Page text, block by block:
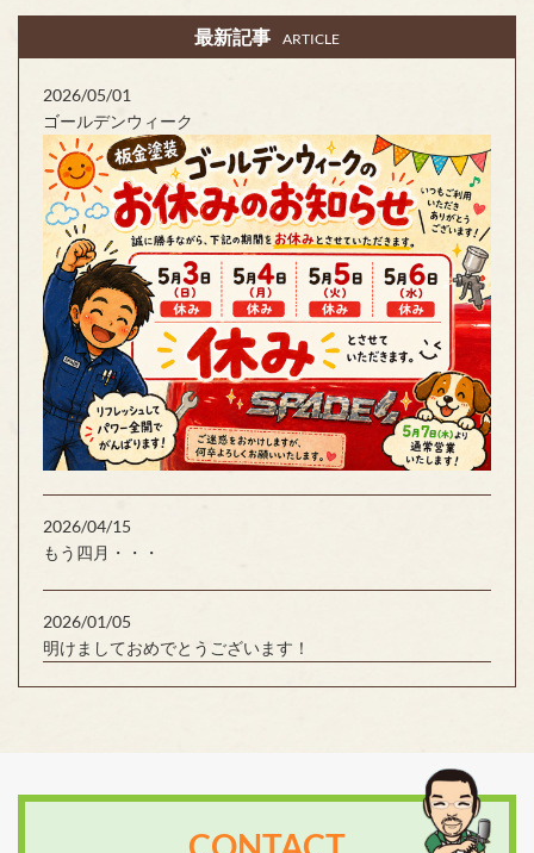
最新記事 ARTICLE
2026/05/01
ゴールデンウィーク
2026/04/15
もう四月・・・
2026/01/05
明けましておめでとうございます！